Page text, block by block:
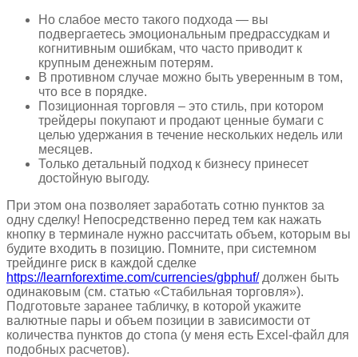
Но слабое место такого подхода — вы
подвергаетесь эмоциональным предрассудкам и
когнитивным ошибкам, что часто приводит к
крупным денежным потерям.
В противном случае можно быть уверенным в том,
что все в порядке.
Позиционная торговля – это стиль, при котором
трейдеры покупают и продают ценные бумаги с
целью удержания в течение нескольких недель или
месяцев.
Только детальный подход к бизнесу принесет
достойную выгоду.
При этом она позволяет заработать сотню пунктов за
одну сделку! Непосредственно перед тем как нажать
кнопку в терминале нужно рассчитать объем, которым вы
будите входить в позицию. Помните, при системном
трейдинге риск в каждой сделке
https://learnforextime.com/currencies/gbphuf/должен быть
одинаковым (см. статью «Стабильная торговля»).
Подготовьте заранее табличку, в которой укажите
валютные пары и объем позиции в зависимости от
количества пунктов до стопа (у меня есть Excel-файл для
подобных расчетов).